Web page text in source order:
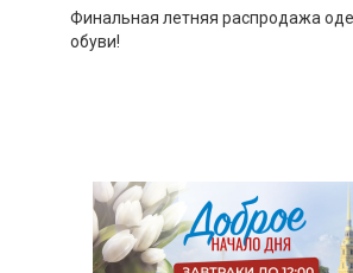
Финальная летняя распродажа
обуви!